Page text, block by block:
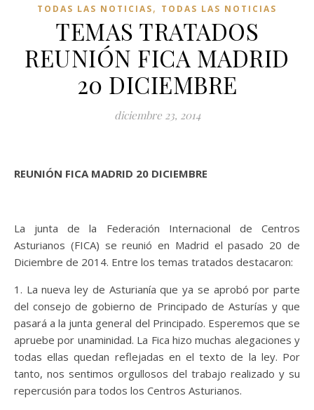
TODAS LAS NOTICIAS, TODAS LAS NOTICIAS
TEMAS TRATADOS
REUNIÓN FICA MADRID
20 DICIEMBRE
diciembre 23, 2014
REUNIÓN FICA MADRID 20 DICIEMBRE
La junta de la Federación Internacional de Centros
Asturianos (FICA) se reunió en Madrid el pasado 20 de
Diciembre de 2014. Entre los temas tratados destacaron:
1. La nueva ley de Asturianía que ya se aprobó por parte
del consejo de gobierno de Principado de Asturías y que
pasará a la junta general del Principado. Esperemos que se
apruebe por unaminidad. La Fica hizo muchas alegaciones y
todas ellas quedan reflejadas en el texto de la ley. Por
tanto, nos sentimos orgullosos del trabajo realizado y su
repercusión para todos los Centros Asturianos.